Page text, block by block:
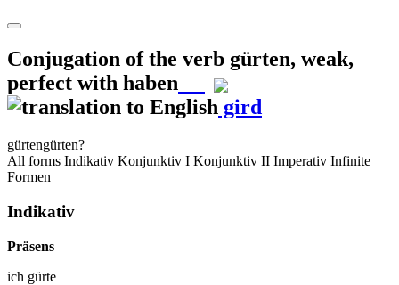
Conjugation of the verb gürten, weak,
perfect with haben
gird
gürtengürten?
All forms Indikativ Konjunktiv I Konjunktiv II Imperativ Infinite
Formen
Indikativ
Präsens
ich gürte